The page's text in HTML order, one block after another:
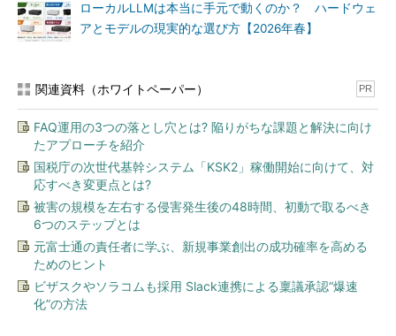
ローカルLLMは本当に手元で動くのか？ ハードウェ
アとモデルの現実的な選び方【2026年春】
関連資料（ホワイトペーパー） PR
FAQ運用の3つの落とし穴とは? 陥りがちな課題と解決に向け
たアプローチを紹介
国税庁の次世代基幹システム「KSK2」稼働開始に向けて、対
応すべき変更点とは?
被害の規模を左右する侵害発生後の48時間、初動で取るべき
6つのステップとは
元富士通の責任者に学ぶ、新規事業創出の成功確率を高める
ためのヒント
ビザスクやソラコムも採用 Slack連携による稟議承認“爆速
化”の方法